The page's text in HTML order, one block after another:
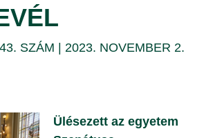
SZÁM | 2023. NOVEMBER 2.
Ülésezett az egyetem